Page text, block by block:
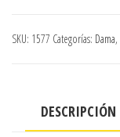
ELASTICO
SKU: 1577 Categorías: Dama,
DESCRIPCIÓN